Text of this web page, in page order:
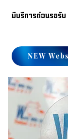
มีบรีการด่วนรอรับ
NEW